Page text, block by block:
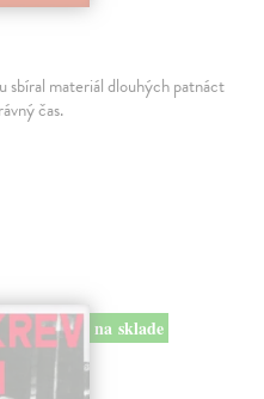
sbíral materiál dlouhých patnáct
čas.
na sklade